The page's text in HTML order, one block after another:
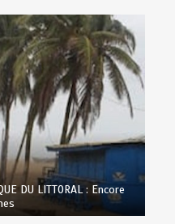
DU LITTORAL : Encore